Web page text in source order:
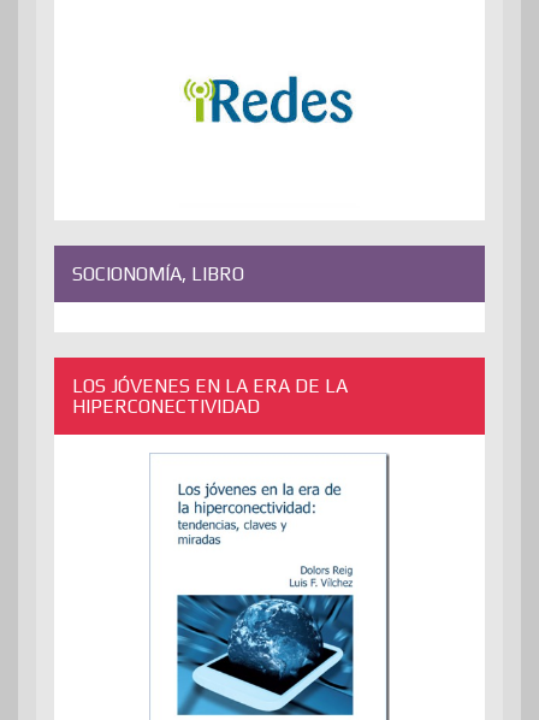
SOCIONOMÍA, LIBRO
LOS JÓVENES EN LA ERA DE LA
HIPERCONECTIVIDAD